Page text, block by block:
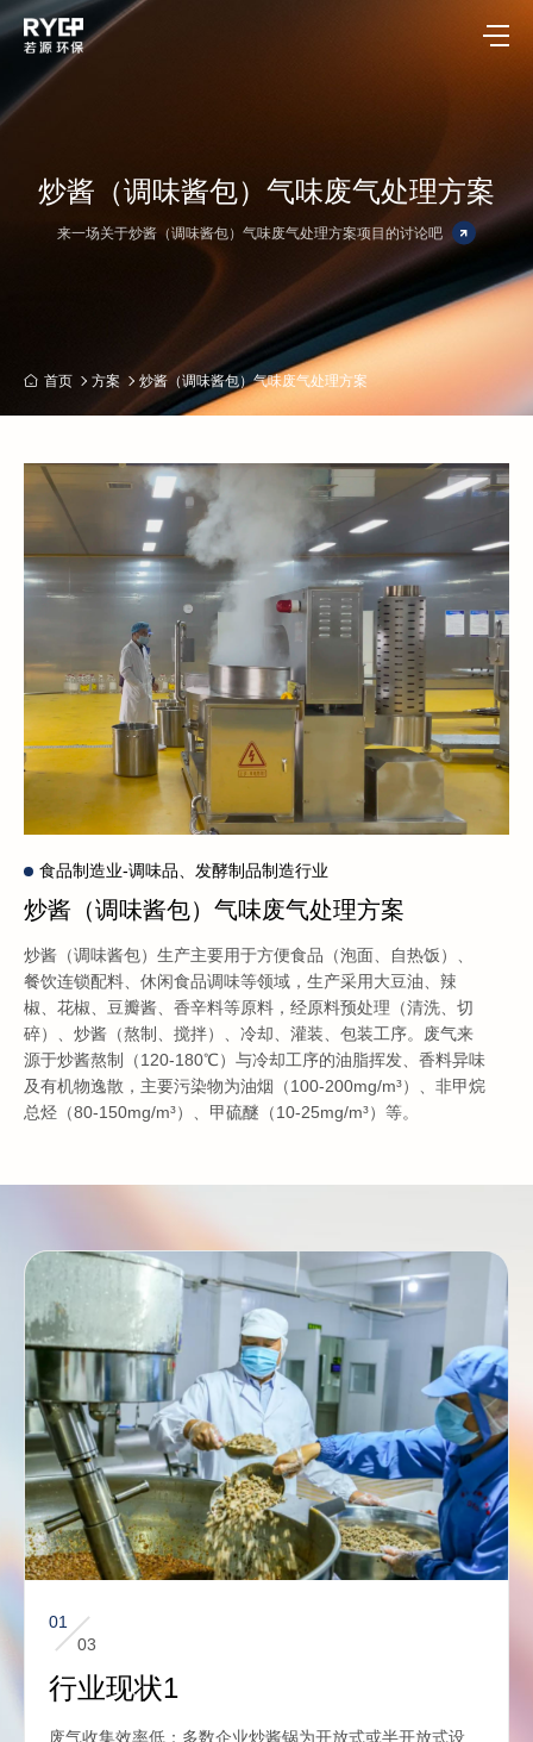
炒酱（调味酱包）气味废气处理方案
来一场关于炒酱（调味酱包）气味废气处理方案项目的讨论吧
首页 方案 炒酱（调味酱包）气味废气处理方案
食品制造业-调味品、发酵制品制造行业
炒酱（调味酱包）气味废气处理方案
炒酱（调味酱包）生产主要用于方便食品（泡面、自热饭）、
餐饮连锁配料、休闲食品调味等领域，生产采用大豆油、辣
椒、花椒、豆瓣酱、香辛料等原料，经原料预处理（清洗、切
碎）、炒酱（熬制、搅拌）、冷却、灌装、包装工序。废气来
源于炒酱熬制（120-180℃）与冷却工序的油脂挥发、香料异味
及有机物逸散，主要污染物为油烟（100-200mg/m³）、非甲烷
总烃（80-150mg/m³）、甲硫醚（10-25mg/m³）等。
01
03
行业现状1
废气收集效率低：多数企业炒酱锅为开放式或半开放式设